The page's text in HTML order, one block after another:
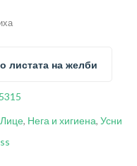
листата на желби
Лице, Нега и хигиена, Усни